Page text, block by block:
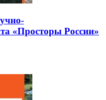
«Просторы России»